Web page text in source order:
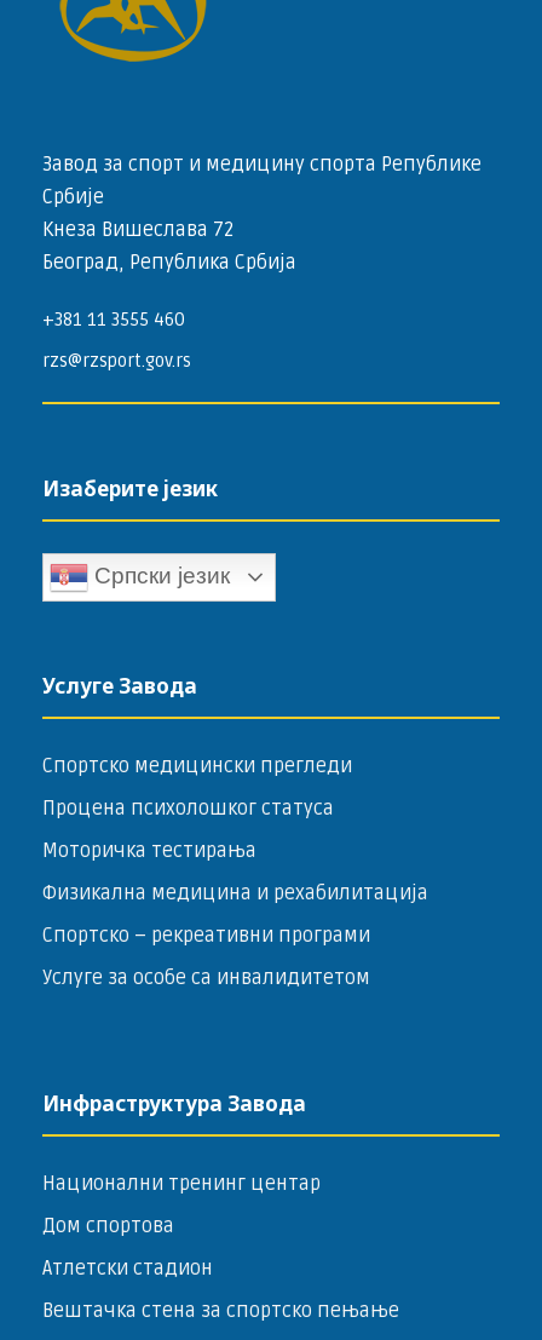
Завод за спорт и медицину спорта Републике
Србије
Кнеза Вишеслава 72
Београд, Република Србија
+381 11 3555 460
rzs@rzsport.gov.rs
Изаберите језик
Српски језик
Услуге Завода
Спортско медицински прегледи
Процена психолошког статуса
Моторичка тестирања
Физикална медицина и рехабилитација
Спортско – ­рекреативни програми
Услуге за особе са инвалидитетом
Инфраструктура Завода
Национални тренинг центар
Дом спортова
Атлетски стадион
Вештачка стена за спортско пењање